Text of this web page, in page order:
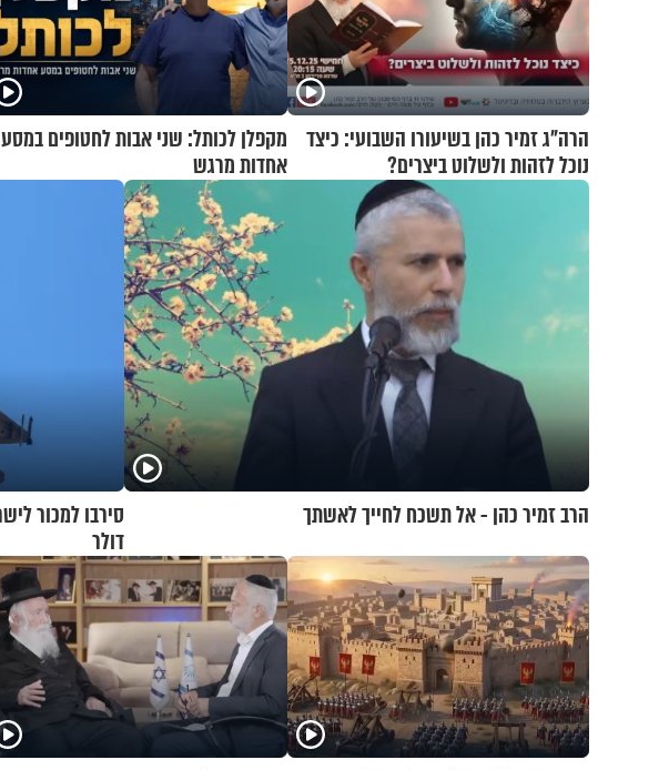
הרה"ג זמיר כהן בשיעורו השבועי: כיצד
נוכל לזהות ולשלוט ביצרים?
מקפלן לכותל: שני אבות לחטופים במסע
אחדות מרגש
הרב זמיר כהן - אל תשכח לחייך לאשתך
דולר